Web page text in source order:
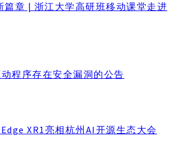
篇章 | 浙江大学高研班移动课堂走进
程序存在安全漏洞的公告
XR1亮相杭州AI开源生态大会